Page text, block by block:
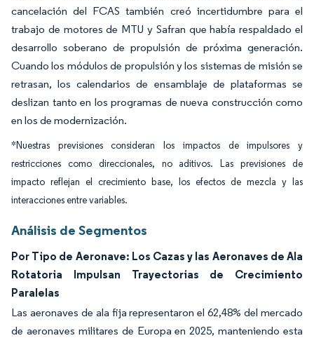
cancelación del FCAS también creó incertidumbre para el
trabajo de motores de MTU y Safran que había respaldado el
desarrollo soberano de propulsión de próxima generación.
Cuando los módulos de propulsión y los sistemas de misión se
retrasan, los calendarios de ensamblaje de plataformas se
deslizan tanto en los programas de nueva construcción como
en los de modernización.
*Nuestras previsiones consideran los impactos de impulsores y
restricciones como direccionales, no aditivos. Las previsiones de
impacto reflejan el crecimiento base, los efectos de mezcla y las
interacciones entre variables.
Análisis de Segmentos
Por Tipo de Aeronave: Los Cazas y las Aeronaves de Ala
Rotatoria Impulsan Trayectorias de Crecimiento
Paralelas
Las aeronaves de ala fija representaron el 62,48% del mercado
de aeronaves militares de Europa en 2025, manteniendo esta